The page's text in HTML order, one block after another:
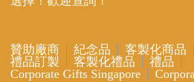
贊助廠商 紀念品 客製化商品
禮品訂製
客製化禮品
禮品
Corporate Gifts Singapore